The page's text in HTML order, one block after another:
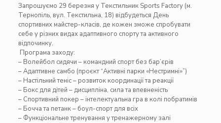
Запрошуємо 29 березня у Текстильник Sports Factory (м.
Тернопіль, вул. Текстильна, 18) відбудеться День
спортивних майстер-класів, де кожен зможе спробувати
себе у різних видах адаптивного спорту та активного
відпочинку.
Програма заходу:
– Волейбол сидячи – командний спорт без бар’єрів
– Адаптивне самбо (проєкт “Активні парки «Нестримні»”)
– Настільний теніс – розвиток координації та реакції
– Бокс для дітей – дисципліна, сила та впевненість
– Спортивний покер – інтелектуальна гра в колі побратимів
– Бочча та петанк – боул-спорт для всіх
– Функціональне тренування у тренажерному залі